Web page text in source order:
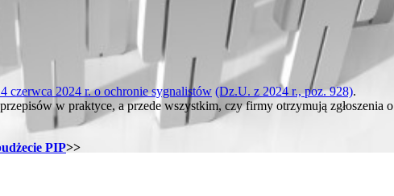
czerwca 2024 r. o ochronie sygnalistów (Dz.U. z 2024 r., poz. 928).
w praktyce, a przede wszystkim, czy firmy otrzymują zgłoszenia o
PIP>>